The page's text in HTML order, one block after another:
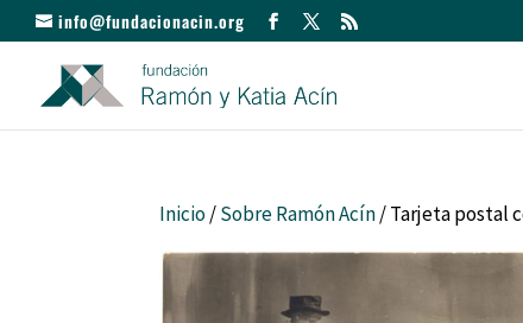
info@fundacionacin.org
Inicio/Sobre Ramón Acín/ Tarjeta postal